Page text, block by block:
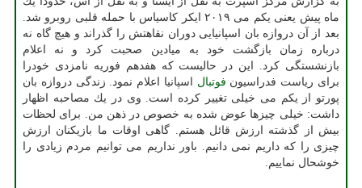
ماه پیش یعنی یكم می ۲۰۱۹ ایكر كاسیاس با حمله قلبی روبرو شد.
بعد از آن دروازه بان اسپانیایی دوران نقاهتش را گذراند و هیچ گاه نه
درباره زمان بازگشت خود به میادین صحبت كرد و نه اعلام
بازنشستگی كرد. این در حالیست كه هفدهم فوریه نامزدی خودرا
برای ریاست فدراسیون فوتبال اسپانیا اعلام نمود. زندگی دروازه بان
پورتو از یكم می خیلی تغییر كرده است. وی در یك مصاحبه اظهار
داشت: خیلی چیزها عوض شده به خصوص در ذهن من. برای لحظات
بیش از گذشته ارزش قائل هستم. گاهی اوقات ما بازیكنان ارزش
چیزی را كه داریم نمی دانیم. باور نداریم می توانیم مردم زیادی را
خوشحال نماییم.